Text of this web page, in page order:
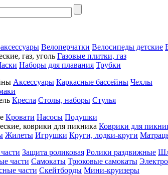
Велоперчатки Велосипеды детские
газ, уголь Газовые плитки, газ
Наборы для плавания Трубки
Аксессуары Каркасные бассейны Чехлы
Кресла Столы, наборы Стулья
Кровати Насосы Подушки
коврики для пикника Коврики для
Жилеты Игрушки Круги, лодки-круги
Защита роликовая Ролики раздвижные
части Самокаты Трюковые самокаты
части Скейтборды Мини-круизеры